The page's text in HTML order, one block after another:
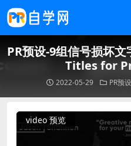
PR预设-9组信号损坏
Titles for
2022-05-29 PR预设
video 预览